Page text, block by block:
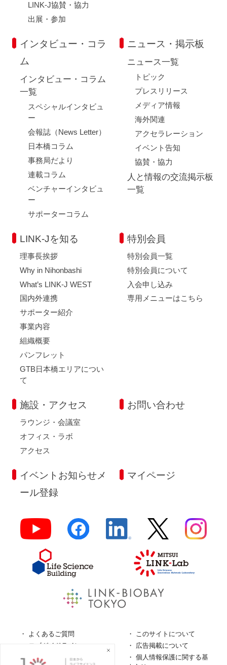
LINK-J協賛・協力
出展・参加
インタビュー・コラ
ム
インタビュー・コラム
一覧
スペシャルインタビュ
ー
会報誌（News Letter）
日本橋コラム
事務局だより
連載コラム
ベンチャーインタビュ
ー
サポーターコラム
ニュース・掲示板
ニュース一覧
トピック
プレスリリース
メディア情報
海外関連
アクセラレーション
イベント告知
協賛・協力
人と情報の交流掲示板
一覧
LINK-Jを知る
理事長挨拶
Why in Nihonbashi
What’s LINK-J WEST
国内外連携
サポーター紹介
事業内容
組織概要
パンフレット
GTB日本橋エリアについ
て
特別会員
特別会員一覧
特別会員について
入会申し込み
専用メニューはこちら
施設・アクセス
ラウンジ・会議室
オフィス・ラボ
アクセス
お問い合わせ
イベントお知らせメ
ール登録
マイページ
よくあるご質問
このサイトについて
ロゴガイドライン
広告掲載について
特定商取引法に基づく表
個人情報保護に関する基